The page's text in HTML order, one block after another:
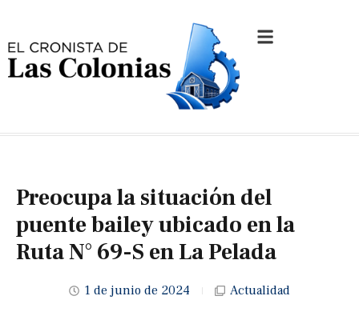
Preocupa la situación del
puente bailey ubicado en la
Ruta N° 69-S en La Pelada
1 de junio de 2024 Actualidad